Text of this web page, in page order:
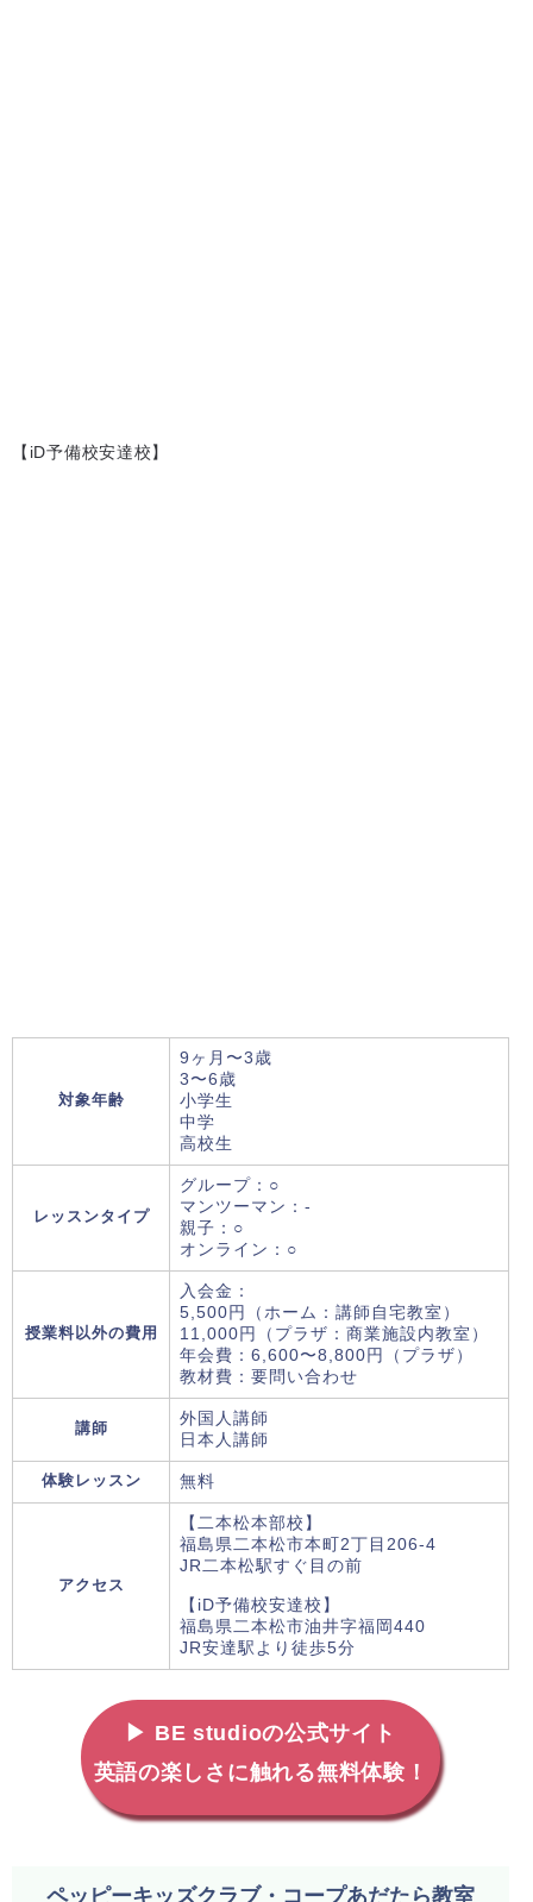
【iD予備校安達校】
対象年齢
9ヶ月〜3歳
3〜6歳
小学生
中学
高校生
レッスンタイプ
グループ：○
マンツーマン：-
親子：○
オンライン：○
授業料以外の費用
入会金：
5,500円（ホーム：講師自宅教室）
11,000円（プラザ：商業施設内教室）
年会費：6,600〜8,800円（プラザ）
教材費：要問い合わせ
講師
外国人講師
日本人講師
体験レッスン 無料
アクセス
【二本松本部校】
福島県二本松市本町2丁目206-4
JR二本松駅すぐ目の前
【iD予備校安達校】
福島県二本松市油井字福岡440
JR安達駅より徒歩5分
▶ BE studioの公式サイト
英語の楽しさに触れる無料体験！
ペッピーキッズクラブ・コープあだたら教室